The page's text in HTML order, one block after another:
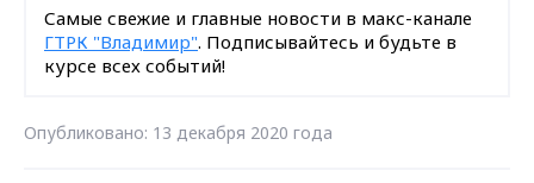
Самые свежие и главные новости в макс-канале
ГТРК "Владимир". Подписывайтесь и будьте в
курсе всех событий!
Опубликовано: 13 декабря 2020 года